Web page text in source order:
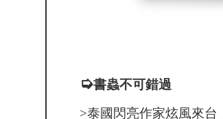
➭書蟲不可錯過
>泰國閃亮作家炫風來台